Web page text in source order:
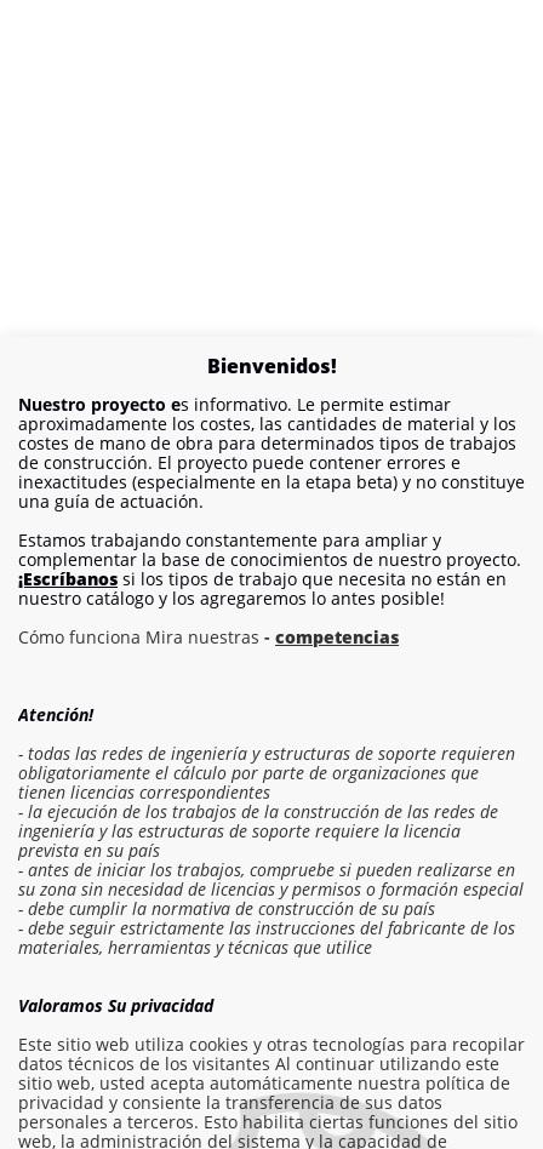
info@am-builder.com
Ayuda al proyecto
Iniciar sesión en el presupuesto
Solicitar trabajo
Bienvenidos!
Nuestro proyecto es informativo. Le permite estimar
aproximadamente los costes, las cantidades de material y los
costes de mano de obra para determinados tipos de trabajos
de construcción. El proyecto puede contener errores e
inexactitudes (especialmente en la etapa beta) y no constituye
una guía de actuación.
Estamos trabajando constantemente para ampliar y
complementar la base de conocimientos de nuestro proyecto.
¡Escríbanos si los tipos de trabajo que necesita no están en
nuestro catálogo y los agregaremos lo antes posible!
Cómo funciona Mira nuestras - competencias
Atención!
- todas las redes de ingeniería y estructuras de soporte requieren
obligatoriamente el cálculo por parte de organizaciones que
tienen licencias correspondientes
- la ejecución de los trabajos de la construcción de las redes de
ingeniería y las estructuras de soporte requiere la licencia
prevista en su país
- antes de iniciar los trabajos, compruebe si pueden realizarse en
su zona sin necesidad de licencias y permisos o formación especial
- debe cumplir la normativa de construcción de su país
- debe seguir estrictamente las instrucciones del fabricante de los
materiales, herramientas y técnicas que utilice
Valoramos Su privacidad
Este sitio web utiliza cookies y otras tecnologías para recopilar
datos técnicos de los visitantes Al continuar utilizando este
sitio web, usted acepta automáticamente nuestra política de
privacidad y consiente la transferencia de sus datos
personales a terceros. Esto habilita ciertas funciones del sitio
web, la administración del sistema y la capacidad de